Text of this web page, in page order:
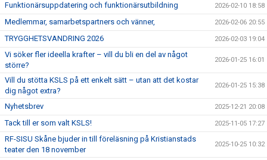
Funktionärsuppdatering och funktionärsutbildning 2026-02-10 18:58
Medlemmar, samarbetspartners och vänner, 2026-02-06 20:55
TRYGGHETSVANDRING 2026 2026-02-03 19:04
Vi söker fler ideella krafter – vill du bli en del av något
större?
2026-01-25 16:01
Vill du stötta KSLS på ett enkelt sätt – utan att det kostar
dig något extra?
2026-01-25 15:38
Nyhetsbrev 2025-12-21 20:08
Tack till er som valt KSLS! 2025-11-05 17:27
RF-SISU Skåne bjuder in till föreläsning på Kristianstads
teater den 18 november
2025-10-25 10:32